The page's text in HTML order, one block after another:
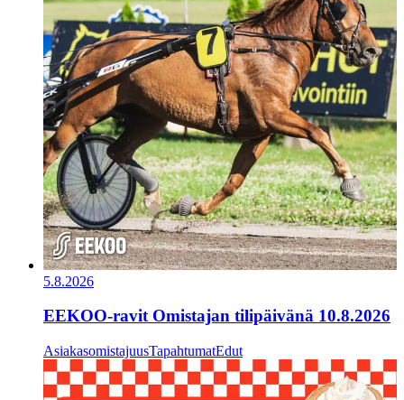
5.8.2026
EEKOO-ravit Omistajan tilipäivänä 10.8.2026
AsiakasomistajuusTapahtumatEdut